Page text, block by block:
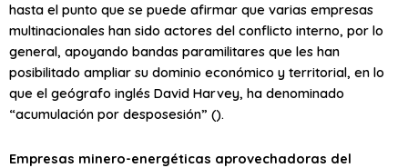
hasta el punto que se puede afirmar que varias empresas
multinacionales han sido actores del conflicto interno, por lo
general, apoyando bandas paramilitares que les han
posibilitado ampliar su dominio económico y territorial, en lo
que el geógrafo inglés David Harvey, ha denominado
“acumulación por desposesión” ().
Empresas minero-energéticas aprovechadoras del